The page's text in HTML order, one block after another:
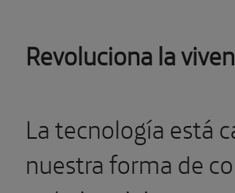
Revoluciona la
La tecnología está
nuestra forma de